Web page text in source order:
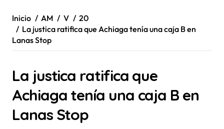
Inicio AM V
20
La justica ratifica que Achiaga tenía una caja B en
Lanas Stop
La justica ratifica que
Achiaga tenía una caja B en
Lanas Stop